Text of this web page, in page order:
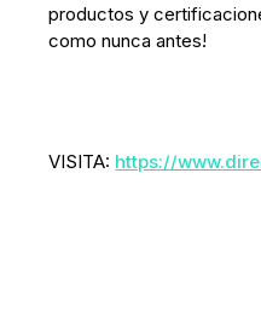
productos y
como nunca antes!
VISITA: https://